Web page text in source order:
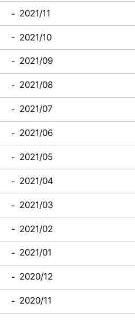
2021/11
2021/10
2021/09
2021/08
2021/07
2021/06
2021/05
2021/04
2021/03
2021/02
2021/01
2020/12
2020/11